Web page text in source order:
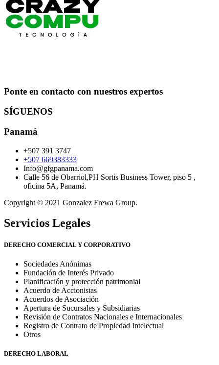
Ponte en contacto con nuestros expertos
SÍGUENOS
Panamá
+507 391 3747
+507 669383333
Info@gfgpanama.com
Calle 56 de Obarriol,PH Sortis Business Tower, piso 5 ,
oficina 5A, Panamá.
Copyright © 2021 Gonzalez Frewa Group.
Servicios Legales
DERECHO COMERCIAL Y CORPORATIVO
Sociedades Anónimas
Fundación de Interés Privado
Planificación y protección patrimonial
Acuerdo de Accionistas
Acuerdos de Asociación
Apertura de Sucursales y Subsidiarias
Revisión de Contratos Nacionales e Internacionales
Registro de Contrato de Propiedad Intelectual
Otros
DERECHO LABORAL